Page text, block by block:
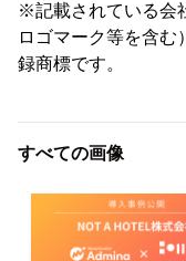
※記載されている会
ロゴマーク等を含む
録商標です。
すべての画像